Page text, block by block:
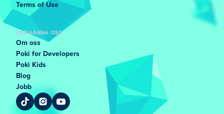
Terms of Use
LÄR KÄNNA OSS
Om oss
Poki for Developers
Poki Kids
Blog
Jobb